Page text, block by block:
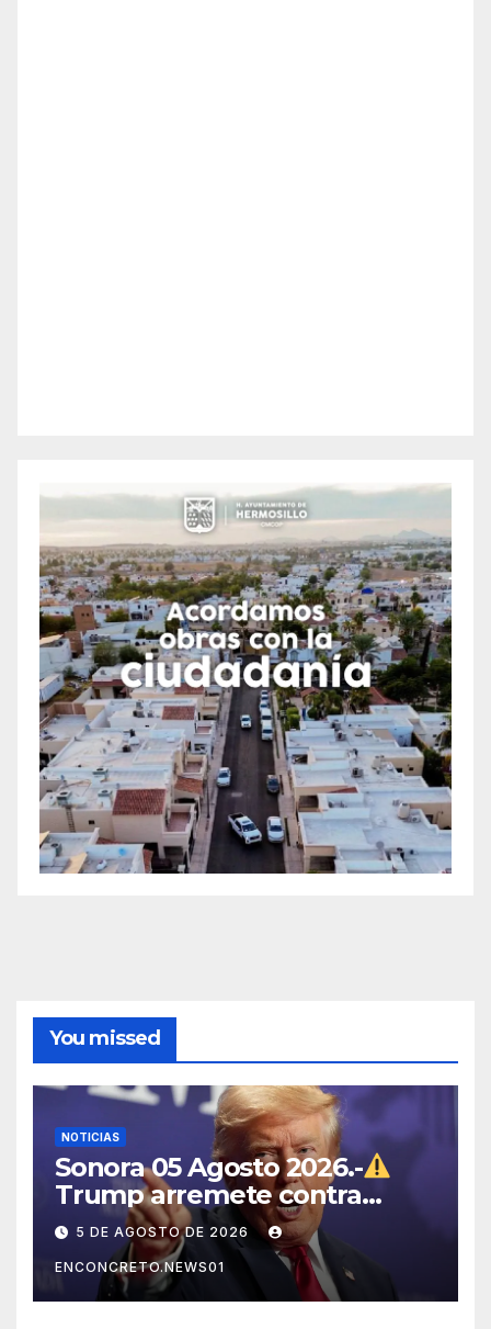
You missed
NOTICIAS
Sonora 05 Agosto 2026.-
Trump arremete contra
México, Canadá y otras
potencias por supuestos
abusos comerciales
5 DE AGOSTO DE 2026
ENCONCRETO.NEWS01